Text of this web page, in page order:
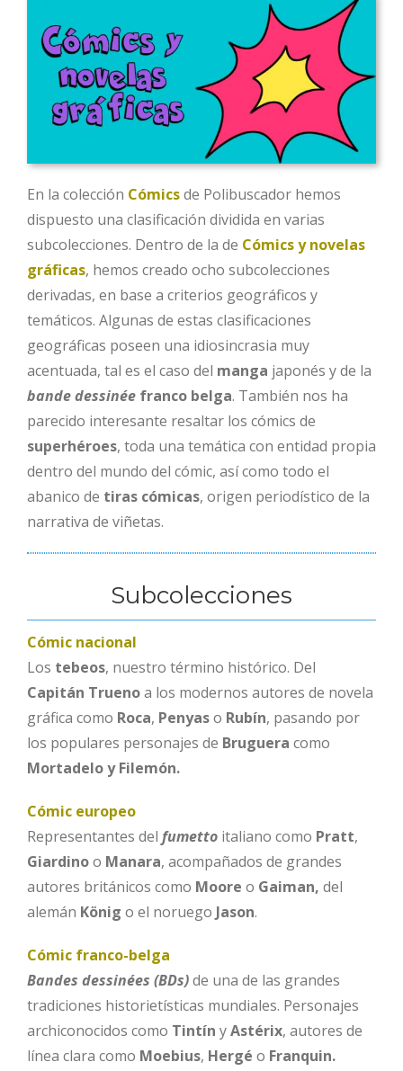
En la colección Cómicsde Polibuscador hemos
dispuesto una clasificación dividida en varias
subcolecciones. Dentro de la de Cómics y novelas
gráficas, hemos creado ocho subcolecciones
derivadas, en base a criterios geográficos y
temáticos. Algunas de estas clasificaciones
geográficas poseen una idiosincrasia muy
acentuada, tal es el caso del manga japonés y de la
bande dessinée franco belga. También nos ha
parecido interesante resaltar los cómics de
superhéroes, toda una temática con entidad propia
dentro del mundo del cómic, así como todo el
abanico de tiras cómicas, origen periodístico de la
narrativa de viñetas.
Subcolecciones
Cómic nacional
Los tebeos, nuestro término histórico. Del
Capitán Truenoa los modernos autores de novela
gráfica como Roca, Penyaso Rubín, pasando por
los populares personajes de Bruguera como
Mortadelo y Filemón.
Cómic europeo
Representantes del fumetto italiano como Pratt,
Giardinoo Manara, acompañados de grandes
autores británicos como Moore o Gaiman, del
alemán König o el noruego Jason.
Cómic franco-belga
Bandes dessinées (BDs)de una de las grandes
tradiciones historietísticas mundiales. Personajes
archiconocidos como Tintín yAstérix, autores de
línea clara como Moebius, Hergé o Franquin.